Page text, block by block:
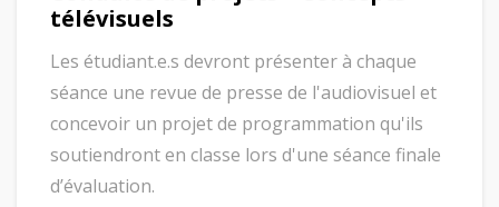
télévisuels
Les étudiant.e.s devront présenter à chaque
séance une revue de presse de l'audiovisuel et
concevoir un projet de programmation qu'ils
soutiendront en classe lors d'une séance finale
d’évaluation.